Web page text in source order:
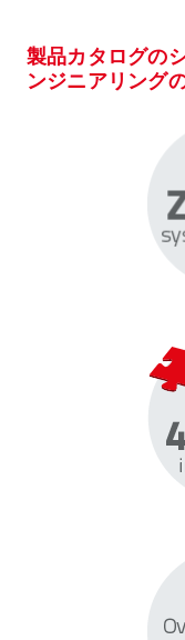
製品カタログの
ンジニアリング